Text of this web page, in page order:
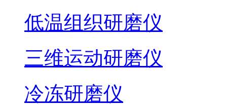
低温组织研磨仪
三维运动研磨仪
冷冻研磨仪